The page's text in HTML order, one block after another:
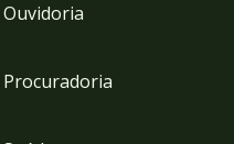
Ouvidoria
Procuradoria